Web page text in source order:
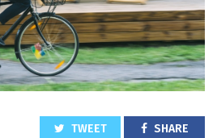
TWEET SHARE